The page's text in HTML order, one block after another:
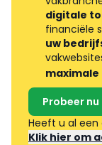
digitale
financiële
uw
Probeer nu
Heeft u al
Klik hier om